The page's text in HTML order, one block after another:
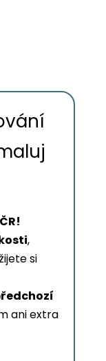
,
si
ani extra